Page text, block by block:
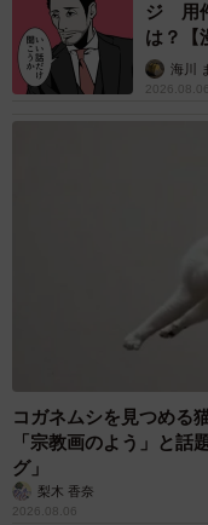
ジ 用
は？【
海川
2026.08.06
コガネムシを見つめる
「宗教画のよう」と
グ」
梨木 香奈
2026.08.06